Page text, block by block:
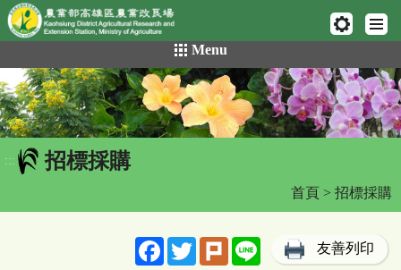
網頁置頂
到
主
要
內
容
區
Menu
::: 招標採購
首頁 > 招標採購
FacebookTwitterPlurk Line 友善列印